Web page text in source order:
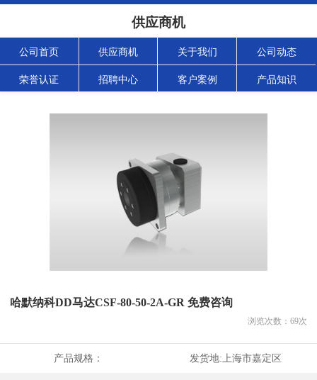
供应商机
公司首页 供应商机 关于我们 公司动态
荣誉认证 招聘中心 客户案例 产品知识
哈默纳科DD马达CSF-80-50-2A-GR 免费咨询
浏览次数： 69次
产品规格： 发货地: 上海市嘉定区